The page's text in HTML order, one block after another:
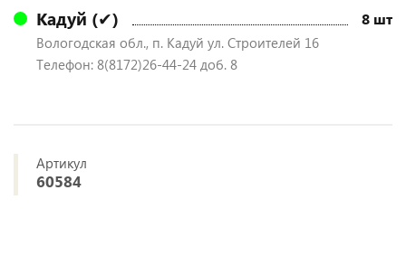
Кадуй (✔) 8 шт
Вологодская обл., п. Кадуй ул. Строителей 16
Телефон: 8(8172)26-44-24 доб. 8
Артикул
60584